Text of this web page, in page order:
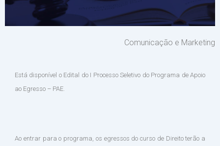
Comunicação e Marketing
Está disponível o Edital do I Processo Seletivo do Programa de Apoio
ao Egresso – PAE.
Ao entrar para o programa, os egressos do curso de Direito terão a